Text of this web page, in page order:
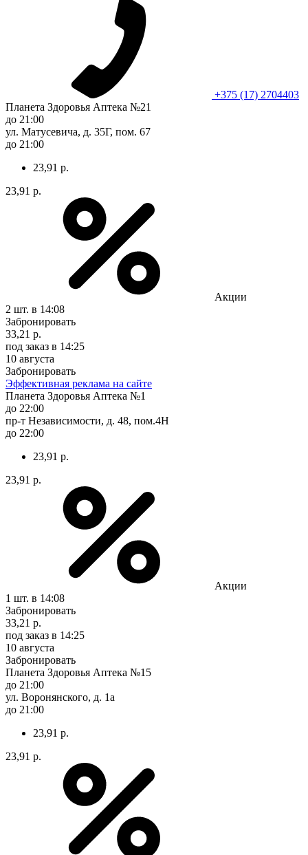
+375 (17) 2704403
Планета Здоровья Аптека №21
до 21:00
ул. Матусевича, д. 35Г, пом. 67
до 21:00
23,91 р.
23,91 р.
Акции
2 шт. в 14:08
Забронировать
33,21 р.
под заказ в 14:25
10 августа
Забронировать
Эффективная реклама на сайте
Планета Здоровья Аптека №1
до 22:00
пр-т Независимости, д. 48, пом.4Н
до 22:00
23,91 р.
23,91 р.
Акции
1 шт. в 14:08
Забронировать
33,21 р.
под заказ в 14:25
10 августа
Забронировать
Планета Здоровья Аптека №15
до 21:00
ул. Воронянского, д. 1а
до 21:00
23,91 р.
23,91 р.